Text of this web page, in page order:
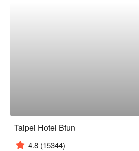
Taipei Hotel Bfun
4.8 (15344)